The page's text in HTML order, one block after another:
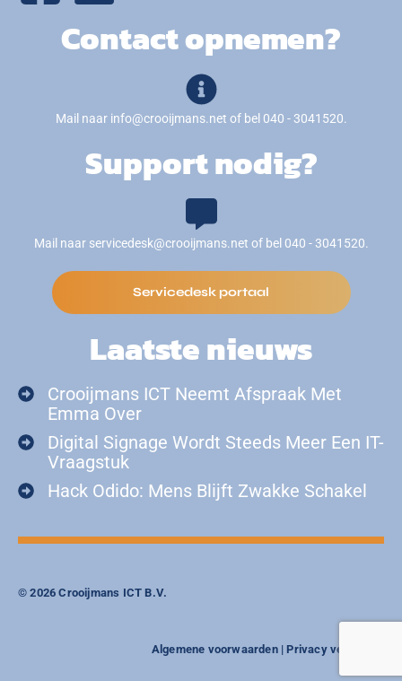
Contact opnemen?
Mail naar info@crooijmans.net of bel 040 - 3041520.
Support nodig?
Mail naar servicedesk@crooijmans.net of bel 040 - 3041520.
Servicedesk portaal
Laatste nieuws
Crooijmans ICT Neemt Afspraak Met
Emma Over
Digital Signage Wordt Steeds Meer Een IT-
Vraagstuk
Hack Odido: Mens Blijft Zwakke Schakel
© 2026 Crooijmans ICT B.V.
Algemene voorwaarden|Privacy verklaring